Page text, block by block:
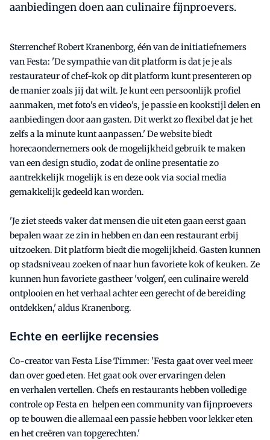
aanbiedingen doen aan culinaire fijnproevers.
Sterrenchef Robert Kranenborg, één van de initiatiefnemers
van Festa: 'De sympathie van dit platform is dat je je als
restaurateur of chef-kok op dit platform kunt presenteren op
de manier zoals jij dat wilt. Je kunt een persoonlijk profiel
aanmaken, met foto's en video's, je passie en kookstijl delen en
aanbiedingen door aan gasten. Dit werkt zo flexibel dat je het
zelfs a la minute kunt aanpassen.' De website biedt
horecaondernemers ook de mogelijkheid gebruik te maken
van een design studio, zodat de online presentatie zo
aantrekkelijk mogelijk is en deze ook via social media
gemakkelijk gedeeld kan worden.
'Je ziet steeds vaker dat mensen die uit eten gaan eerst gaan
bepalen waar ze zin in hebben en dan een restaurant erbij
uitzoeken. Dit platform biedt die mogelijkheid. Gasten kunnen
op stadsniveau zoeken of naar hun favoriete kok of keuken. Ze
kunnen hun favoriete gastheer 'volgen', een culinaire wereld
ontplooien en het verhaal achter een gerecht of de bereiding
ontdekken,' aldus Kranenborg.
Echte en eerlijke recensies
Co-creatorvan Festa Lise Timmer: 'Festa gaat over veel meer
dan overgoed eten. Het gaat ook over ervaringen delen
enverhalen vertellen. Chefs enrestaurants hebben volledige
controle op Festa en helpen een community van fijnproevers
op te bouwen die allemaal een passie hebben voor lekker eten
en het creëren van topgerechten.'